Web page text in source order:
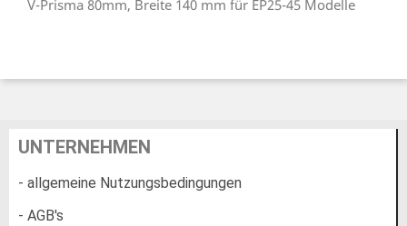
V-Prisma 80mm, Breite 140 mm für EP25-45 Modelle
UNTERNEHMEN
- allgemeine Nutzungsbedingungen
- AGB's